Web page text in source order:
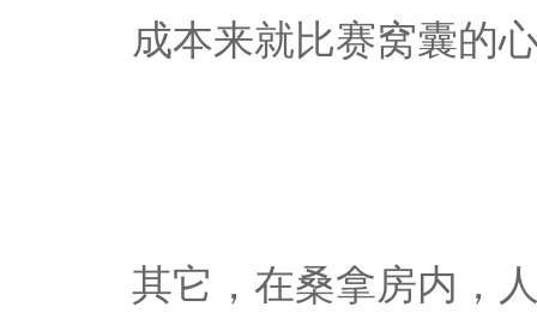
成本来就比赛窝囊的
其它，在桑拿房内，